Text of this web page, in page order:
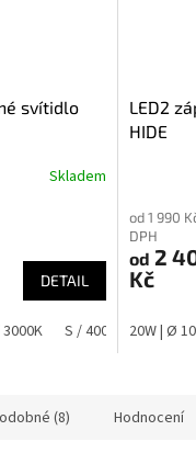
svítidlo
Skladem
DETAIL
S / 4000K M /
LED2
HIDE
od 1 990
DPH
od 2
Kč
20W | Ø
(8) Hodnocení